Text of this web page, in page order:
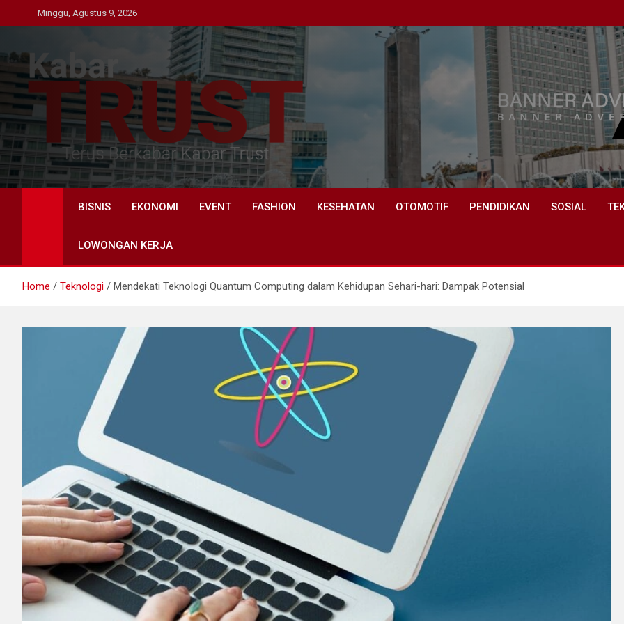
to
Minggu, Agustus 9, 2026
Kabar Trust
Terus Berkabar Kabar Trust
BISNIS EKONOMI EVENT FASHION KESEHATAN OTOMOTIF PENDIDIKAN SOSIAL
LOWONGAN KERJA
Home Teknologi Mendekati Teknologi Quantum Computing dalam Kehidupan Sehari-hari: Dampak Potensial